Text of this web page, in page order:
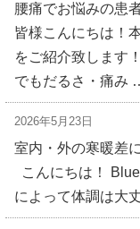
腰痛でお悩みの患
皆様こんにちは！
をご紹介致します
でもだるさ・痛み
2026年5月23日
室内・外の寒暖差
こんにちは！
によって体調は大